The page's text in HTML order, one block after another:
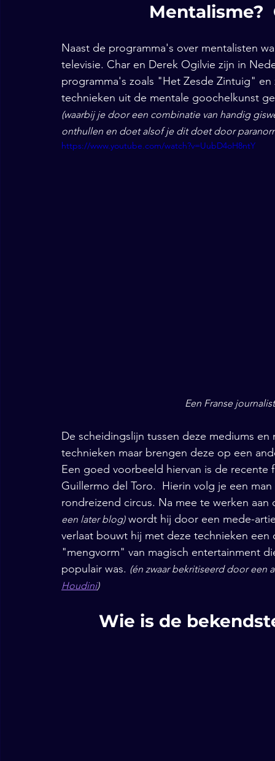
Mentalisme?
Naast de programma's over mentalisten
televisie. Char en Derek Ogilvie zijn in
programma's zoals "Het Zesde Zintuig"
technieken uit de mentale goochelkunst
(waarbij je door een combinatie van handig
onthullen en doet alsof je dit doet door
https://www.youtube.com/watch?v=UubD4oH8ntY
Een Franse
De scheidingslijn tussen deze mediums
technieken maar brengen deze op een
Een goed voorbeeld hiervan is de recente
Guillermo del Toro.  Hierin volg je een
rondreizend circus. Na mee te werken
een later blog) wordt hij door een mede-
verlaat bouwt hij met deze technieken
"mengvorm" van magisch entertainment
populair was. (én zwaar bekritiseerd door
Houdini)
Wie is de